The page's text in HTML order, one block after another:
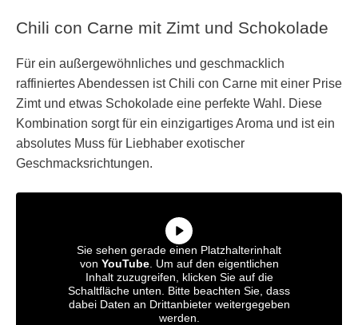
Chili con Carne mit Zimt und Schokolade
Für ein außergewöhnliches und geschmacklich
raffiniertes Abendessen ist Chili con Carne mit einer Prise
Zimt und etwas Schokolade eine perfekte Wahl. Diese
Kombination sorgt für ein einzigartiges Aroma und ist ein
absolutes Muss für Liebhaber exotischer
Geschmacksrichtungen.
Sie sehen gerade einen Platzhalterinhalt
von YouTube. Um auf den eigentlichen
Inhalt zuzugreifen, klicken Sie auf die
Schaltfläche unten. Bitte beachten Sie, dass
dabei Daten an Drittanbieter weitergegeben
werden.